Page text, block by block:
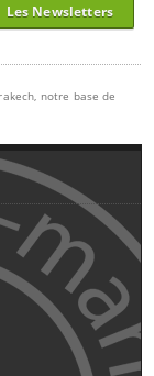
Les Newsletters
notre base de